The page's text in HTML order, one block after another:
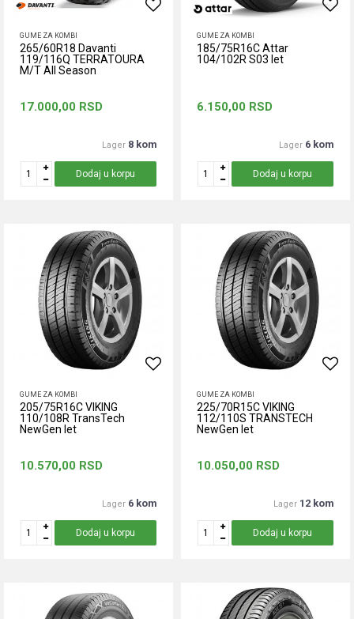
GUME ZA KOMBI
265/60R18 Davanti
119/116Q TERRATOURA
M/T All Season
17.000,00 RSD
Lager 8 kom
Dodaj u korpu
GUME ZA KOMBI
185/75R16C Attar
104/102R S03 let
6.150,00 RSD
Lager 6 kom
Dodaj u korpu
GUME ZA KOMBI
205/75R16C VIKING
110/108R TransTech
NewGen let
10.570,00 RSD
Lager 6 kom
Dodaj u korpu
GUME ZA KOMBI
225/70R15C VIKING
112/110S TRANSTECH
NewGen let
10.050,00 RSD
Lager 12 kom
Dodaj u korpu